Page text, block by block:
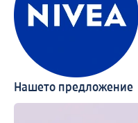
Нашето предложение